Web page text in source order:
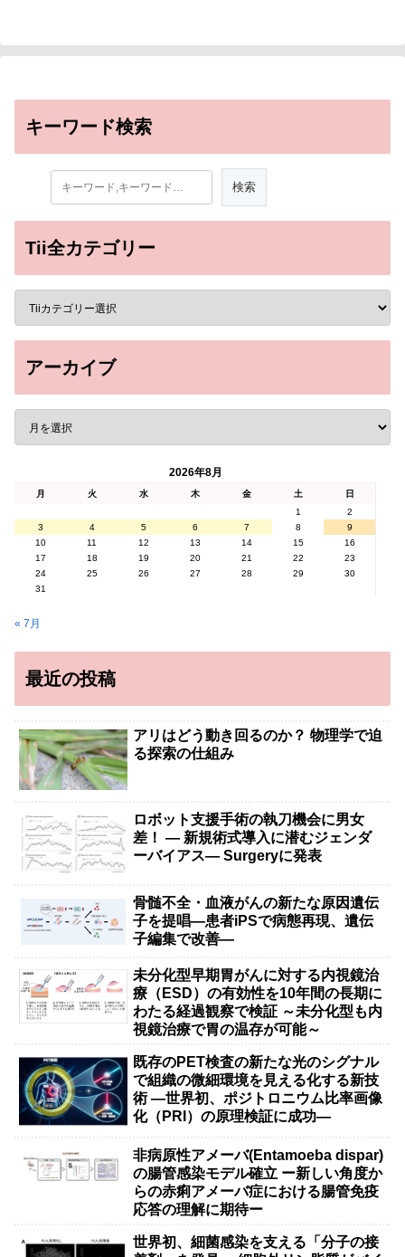
キーワード検索
Tii全カテゴリー
アーカイブ
2026年8月
月 火 水 木 金 土
日
1
2
3
4 5 6 7 8
9
10
11 12 13 14 15
16
17
18 19 20 21 22
23
24
25 26 27 28 29
30
31
« 7月
最近の投稿
アリはどう動き回るのか？ 物理学で迫
る探索の仕組み
ロボット支援手術の執刀機会に男女
差！ — 新規術式導入に潜むジェンダ
ーバイアス— Surgeryに発表
骨髄不全・血液がんの新たな原因遺伝
子を提唱―患者iPSで病態再現、遺伝
子編集で改善―
未分化型早期胃がんに対する内視鏡治
療（ESD）の有効性を10年間の長期に
わたる経過観察で検証 ～未分化型も内
視鏡治療で胃の温存が可能～
既存のPET検査の新たな光のシグナル
で組織の微細環境を見える化する新技
術 ―世界初、ポジトロニウム比率画像
化（PRI）の原理検証に成功―
非病原性アメーバ(Entamoeba dispar)
の腸管感染モデル確立 ー新しい角度か
らの赤痢アメーバ症における腸管免疫
応答の理解に期待ー
世界初、細菌感染を支える「分子の接